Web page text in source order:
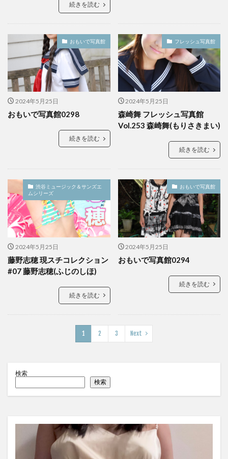
続きを読む
おもいで写真館
2024年5月25日
おもいで写真館0298
続きを読む
フレッシュ写真館
2024年5月25日
森崎舞 フレッシュ写真館
Vol.253 森崎舞(もりさきまい)
続きを読む
渋谷ミュージック＆サンズエ
ムシリーズ
2024年5月25日
藤野志穂 現スチコレクション
#07 藤野志穂(ふじのしほ)
続きを読む
おもいで写真館
2024年5月25日
おもいで写真館0294
続きを読む
1 2 3 Next
検索
検索